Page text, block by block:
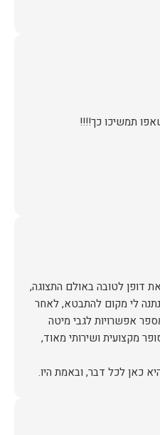
תמשיכו כך!!!!
דופן לטובה באולם התצוגה,
לי מקום להתבטא, לאחר
אפשרויות לגבי מיטה
מקצועית ושירותי מאוד,